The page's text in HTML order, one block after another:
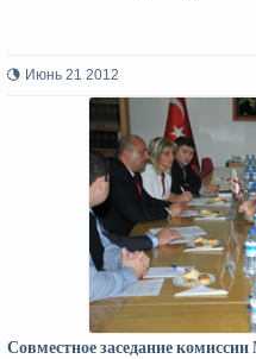
Июнь 21 2012
Совместное заседание